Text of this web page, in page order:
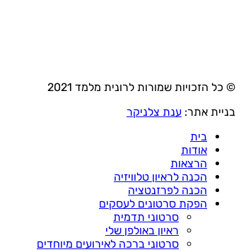
© כל הזכויות שמורות לרונית מלמד 2021
בניית אתר: ענת צלניקר
בית
אודות
הרצאות
הכנה לראיון טלוויזיה
הכנה לפרזנטציה
הפקת סרטונים לעסקים
סרטוני תדמית
ראיון באולפן שלי
סרטוני ברכה לאירועים מיוחדים